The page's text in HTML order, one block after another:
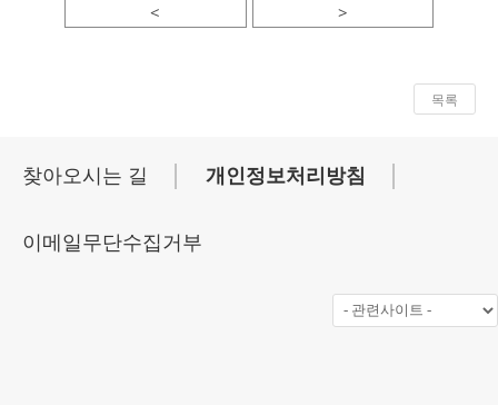
< >
목록
찾아오시는 길 개인정보처리방침
이메일무단수집거부